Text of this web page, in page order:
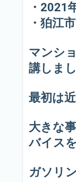
・
・狛江市
マンシ
講しまし
最初は
大きな
バイス
ガソリ